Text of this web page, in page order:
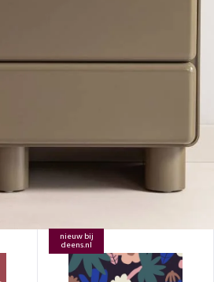
nieuw bij
deens.nl